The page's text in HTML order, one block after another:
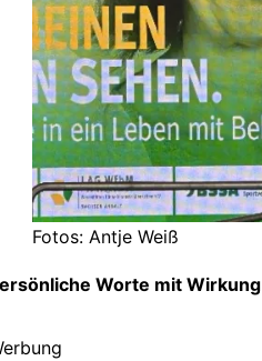
Fotos: Antje Weiß
Worte mit Wirkung